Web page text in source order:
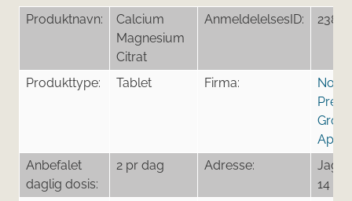
Produktnavn:
Calcium
Magnesium
Citrat
AnmeldelelsesID: 23865
Produkttype: Tablet Firma:
ApS
Anbefalet
daglig dosis:
2 pr dag Adresse:
14